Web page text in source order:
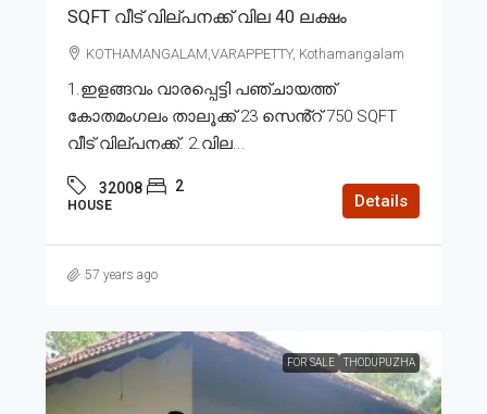
SQFT വീട് വില്പനക്ക് വില 40 ലക്ഷം
KOTHAMANGALAM,VARAPPETTY, Kothamangalam
1.ഇളങ്ങവം വാരപ്പെട്ടി പഞ്ചായത്ത്
കോതമംഗലം താലൂക്ക് 23 സെൻ്റ് 750 SQFT
വീട് വില്പനക്ക്. 2.വില...
32008 2
HOUSE Details
57 years ago
FOR SALE THODUPUZHA